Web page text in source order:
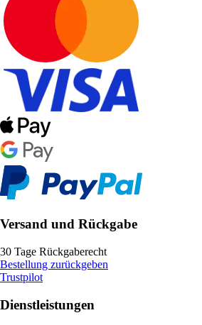
Versand und Rückgabe
30 Tage Rückgaberecht
Bestellung zurückgeben
Trustpilot
Dienstleistungen